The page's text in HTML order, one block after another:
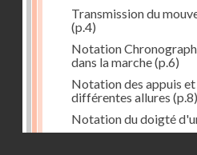
Transmission du
(p.4)
Notation
dans la marche(p.6)
Notation des appuis
différentes allures (p.8)
Notation du doigté